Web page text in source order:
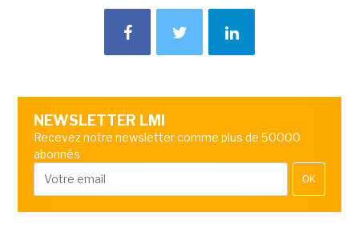
NEWSLETTER LMI
Recevez notre newsletter comme plus de 50000
abonnés
OK